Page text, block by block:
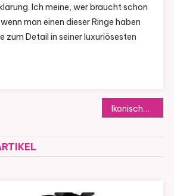
Ich meine, wer braucht schon
man einen dieser Ringe haben
zum Detail in seiner luxuriösesten
Ikonische Cartier Maillon Panthere Kollektion Elegante Verführung mit Katzenhaftem Charme